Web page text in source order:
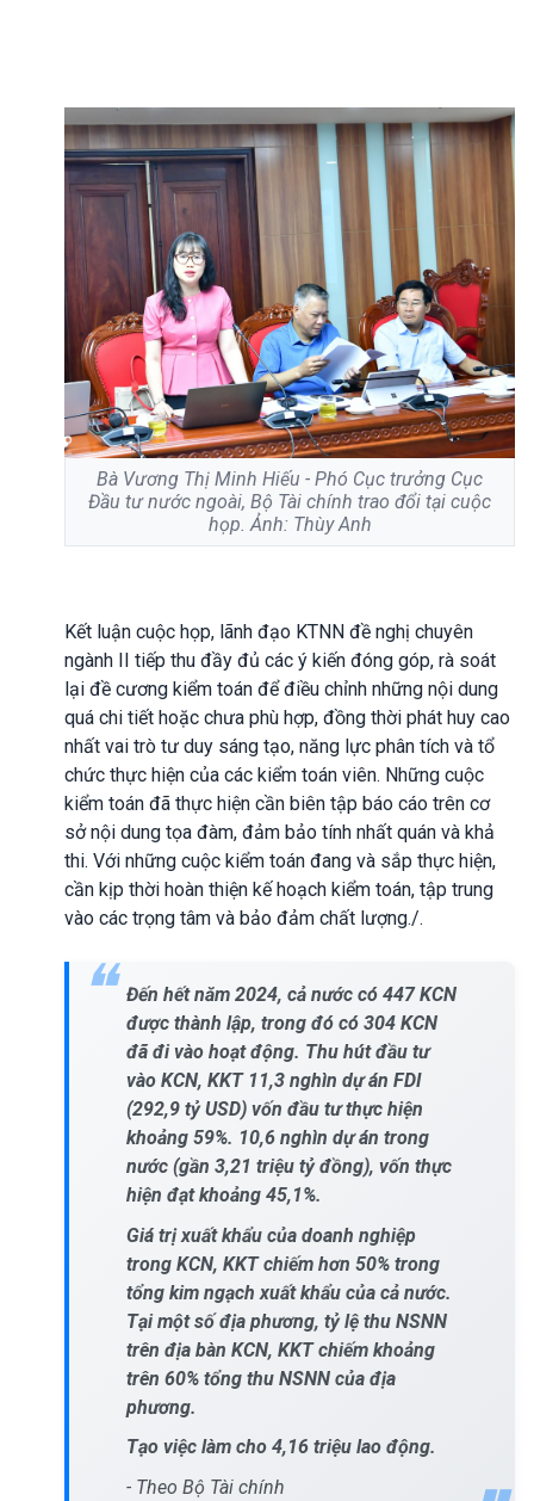
Bà Vương Thị Minh Hiếu - Phó Cục trưởng Cục
Đầu tư nước ngoài, Bộ Tài chính trao đổi tại cuộc
họp. Ảnh: Thùy Anh
Kết luận cuộc họp, lãnh đạo KTNN đề nghị chuyên
ngành II tiếp thu đầy đủ các ý kiến đóng góp, rà soát
lại đề cương kiểm toán để điều chỉnh những nội dung
quá chi tiết hoặc chưa phù hợp, đồng thời phát huy cao
nhất vai trò tư duy sáng tạo, năng lực phân tích và tổ
chức thực hiện của các kiểm toán viên. Những cuộc
kiểm toán đã thực hiện cần biên tập báo cáo trên cơ
sở nội dung tọa đàm, đảm bảo tính nhất quán và khả
thi. Với những cuộc kiểm toán đang và sắp thực hiện,
cần kịp thời hoàn thiện kế hoạch kiểm toán, tập trung
vào các trọng tâm và bảo đảm chất lượng./.
Đến hết năm 2024, cả nước có 447 KCN
được thành lập, trong đó có 304 KCN
đã đi vào hoạt động. Thu hút đầu tư
vào KCN, KKT 11,3 nghìn dự án FDI
(292,9 tỷ USD) vốn đầu tư thực hiện
khoảng 59%. 10,6 nghìn dự án trong
nước (gần 3,21 triệu tỷ đồng), vốn thực
hiện đạt khoảng 45,1%.
Giá trị xuất khẩu của doanh nghiệp
trong KCN, KKT chiếm hơn 50% trong
tổng kim ngạch xuất khẩu của cả nước.
Tại một số địa phương, tỷ lệ thu NSNN
trên địa bàn KCN, KKT chiếm khoảng
trên 60% tổng thu NSNN của địa
phương.
Tạo việc làm cho 4,16 triệu lao động.
- Theo Bộ Tài chính